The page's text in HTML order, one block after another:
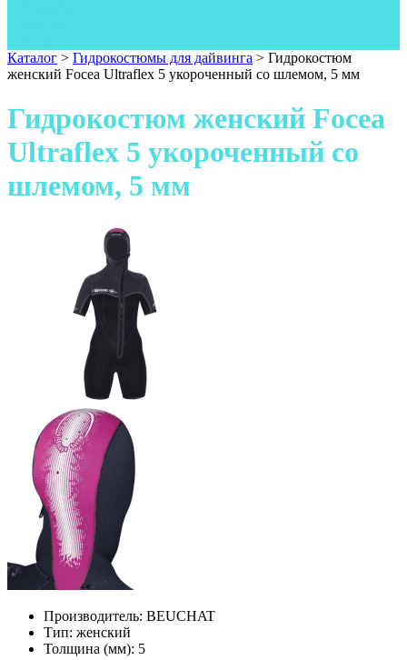
Каталог > Гидрокостюмы для дайвинга > Гидрокостюм
женский Focea Ultraflex 5 укороченный со шлемом, 5 мм
Гидрокостюм женский Focea
Ultraflex 5 укороченный со
шлемом, 5 мм
Производитель: BEUCHAT
Тип: женский
Толщина (мм): 5